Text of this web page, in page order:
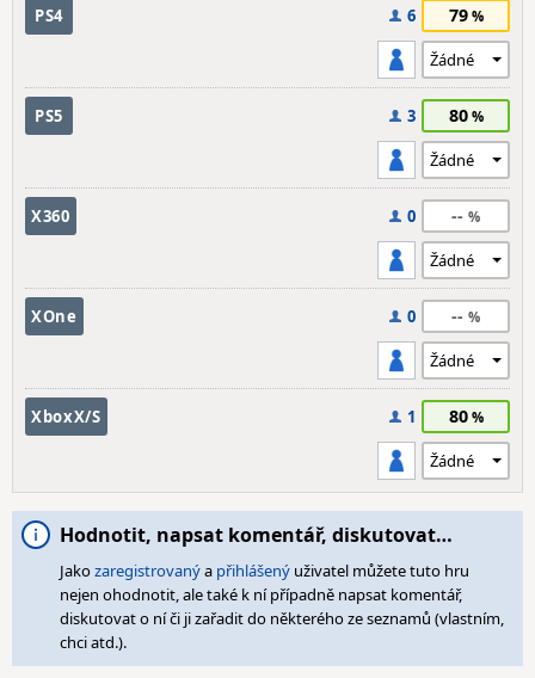
PS4 6 79
PS5 3 80
X360 0 --
XOne 0 --
XboxX/S 1 80
Hodnotit, napsat komentář, diskutovat…
Jakozaregistrovanýa přihlášený uživatel můžete tuto hru
nejen ohodnotit, ale také k ní případně napsat komentář,
diskutovat o ní či ji zařadit do některého ze seznamů (vlastním,
chci atd.).